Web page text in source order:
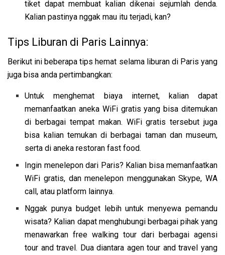
tiket dapat membuat kalian dikenai sejumlah denda.
Kalian pastinya nggak mau itu terjadi, kan?
Tips Liburan di Paris Lainnya:
Berikut ini beberapa tips hemat selama liburan di Paris yang
juga bisa anda pertimbangkan:
Untuk menghemat biaya internet, kalian dapat
memanfaatkan aneka WiFi gratis yang bisa ditemukan
di berbagai tempat makan. WiFi gratis tersebut juga
bisa kalian temukan di berbagai taman dan museum,
serta di aneka restoran fast food.
Ingin menelepon dari Paris? Kalian bisa memanfaatkan
WiFi gratis, dan menelepon menggunakan Skype, WA
call, atau platform lainnya.
Nggak punya budget lebih untuk menyewa pemandu
wisata? Kalian dapat menghubungi berbagai pihak yang
menawarkan free walking tour dari berbagai agensi
tour and travel. Dua diantara agen tour and travel yang